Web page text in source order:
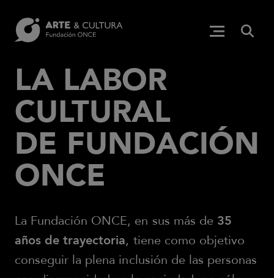
Menú
(Abre en
LA LABOR
CULTURAL
DE FUNDACIÓN
ONCE
La Fundación ONCE, en sus más de 35
años de trayectoria, tiene como objetivo
conseguir la plena inclusión de las personas